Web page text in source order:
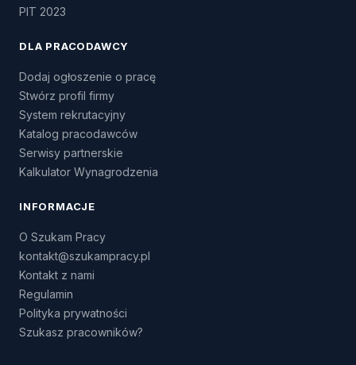
PIT 2023
DLA PRACODAWCY
Dodaj ogłoszenie o pracę
Stwórz profil firmy
System rekrutacyjny
Katalog pracodawców
Serwisy partnerskie
Kalkulator Wynagrodzenia
INFORMACJE
O Szukam Pracy
kontakt@szukampracy.pl
Kontakt z nami
Regulamin
Polityka prywatności
Szukasz pracowników?